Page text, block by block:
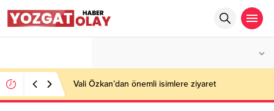
Vali Özkan’dan önemli isimlere ziyaret